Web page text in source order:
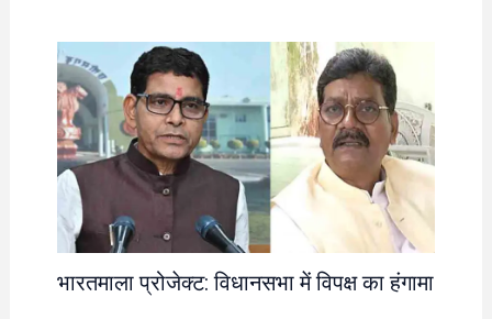
भारतमाला प्रोजेक्ट: विधानसभा में विपक्ष का हंगामा